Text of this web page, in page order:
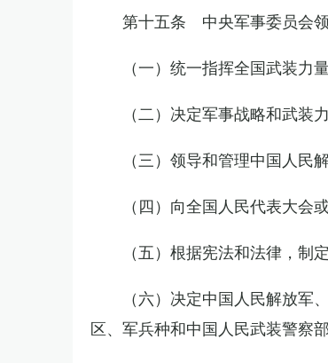
第十五条 中央军事委员会
（一）统一指挥全国武装力量
（二）决定军事战略和武装
（三）领导和管理中国人
（四）向全国人民代表大会
（五）根据宪法和法律，制
（六）决定中国人民解放
区、军兵种和中国人民武装警察